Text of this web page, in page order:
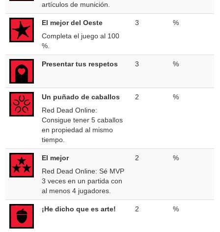
artículos de munición.
El mejor del Oeste
Completa el juego al 100
%.
3 %
Presentar tus respetos 3 %
Un puñado de caballos
Red Dead Online:
Consigue tener 5 caballos
en propiedad al mismo
tiempo.
2 %
El mejor
Red Dead Online: Sé MVP
3 veces en un partida con
al menos 4 jugadores.
2 %
¡He dicho que es arte! 2 %